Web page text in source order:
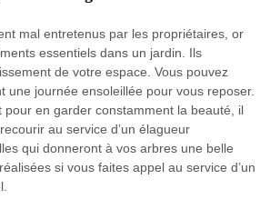
mal entretenus par les propriétaires, or
essentiels dans un jardin. Ils
de votre espace. Vous pouvez
une journée ensoleillée pour vous reposer.
pour en garder constamment la beauté, il
au service d’un élagueur
qui donneront à vos arbres une belle
si vous faites appel au service d’un